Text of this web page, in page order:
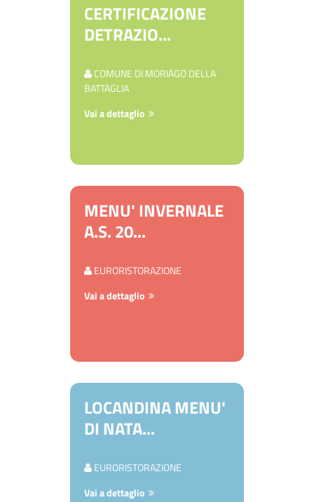
CERTIFICAZIONE
DETRAZIO...
COMUNE DI MORIAGO DELLA
BATTAGLIA
Vai a dettaglio
MENU' INVERNALE
A.S. 20...
EURORISTORAZIONE
Vai a dettaglio
LOCANDINA MENU'
DI NATA...
EURORISTORAZIONE
Vai a dettaglio